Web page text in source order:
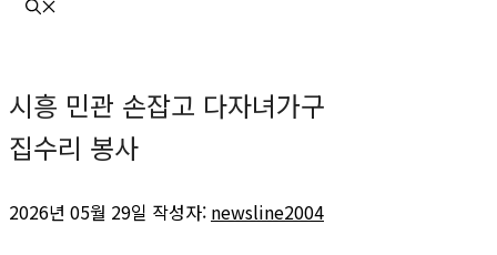
시흥 민관 손잡고 다자녀가구
집수리 봉사
2026년 05월 29일 작성자: newsline2004